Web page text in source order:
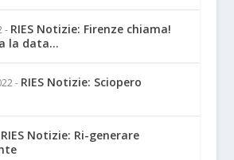
- RIES Notizie: Firenze chiama!
la data...
- RIES Notizie: Sciopero
RIES Notizie: Ri-generare